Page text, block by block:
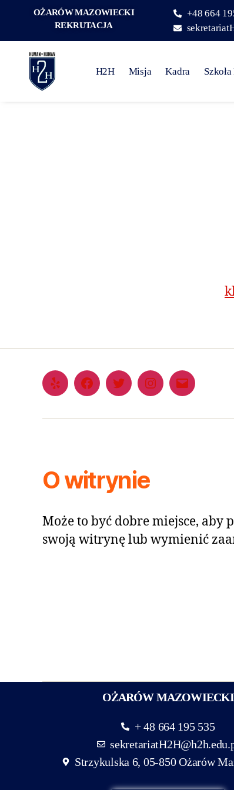
OŻARÓW MAZOWIECKI
REKRUTACJA
+48 664
H2H Misja Kadra
O witrynie
Może to być dobre miejsce, aby
swoją witrynę lub wymienić
OŻARÓW MAZOWIECKI
+ 48 664 195 535
Strzykulska 6, 05-850 Ożarów